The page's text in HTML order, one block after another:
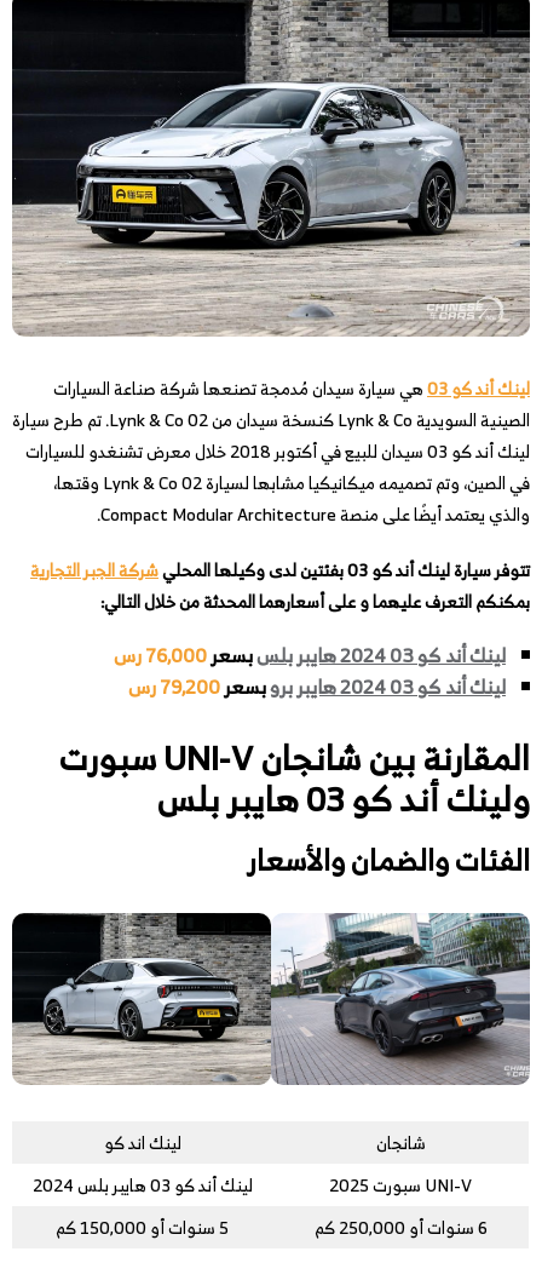
لينك أند كو 03
هي سيارة سيدان مُدمجة تصنعها شركة صناعة السيارات
الصينية السويدية Lynk & Co كنسخة سيدان من Lynk & Co 02. تم طرح سيارة
لينك أند كو 03 سيدان للبيع في أكتوبر 2018 خلال معرض تشنغدو للسيارات
في الصين، وتم تصميمه ميكانيكيا مشابها لسيارة Lynk & Co 02 وقتها،
والذي يعتمد أيضًا على منصة Compact Modular Architecture.
تتوفر سيارة لينك أند كو 03 بفئتين لدى وكيلها المحلي
شركة الجبر التجارية
بمكنكم التعرف عليهما و على أسعارهما المحدثة من خلال التالي:
لينك أند كو 03 2024 هايبر بلس بسعر76,000 رس
لينك أند كو 03 2024 هايبر برو
بسعر79,200 رس
المقارنة بين شانجان UNI-V سبورت
ولينك أند كو 03 هايبر بلس
الفئات والضمان والأسعار
شانجان
لينك اند كو
UNI-V سبورت 2025
لينك أند كو 03 هايبر بلس 2024
6 سنوات أو 250,000 كم
5 سنوات أو 150,000 كم